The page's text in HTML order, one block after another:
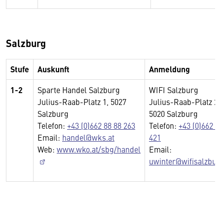
Salzburg
Stufe Auskunft
Anmeldung
1-2
Sparte Handel Salzburg
Julius-Raab-Platz 1, 5027
Salzburg
Telefon: +43 (0)662 88 88 263
Email: handel@wks.at
Web: www.wko.at/sbg/handel
WIFI Salzburg
Julius-Raab-Platz 2,
5020 Salzburg
Telefon: +43 (0)662
421
Email: